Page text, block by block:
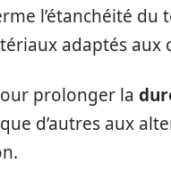
l’étanchéité du
adaptés aux
prolonger la
d’autres aux